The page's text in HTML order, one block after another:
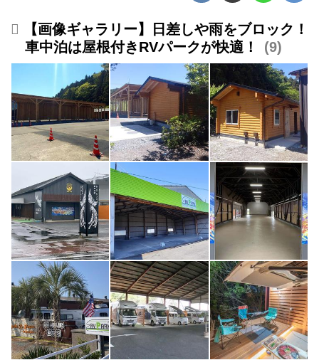
【画像ギャラリー】日差しや雨をブロック！
車中泊は屋根付きRVパークが快適！
9